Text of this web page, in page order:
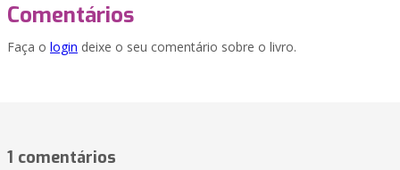
Comentários
Faça o login deixe o seu comentário sobre o livro.
1 comentários